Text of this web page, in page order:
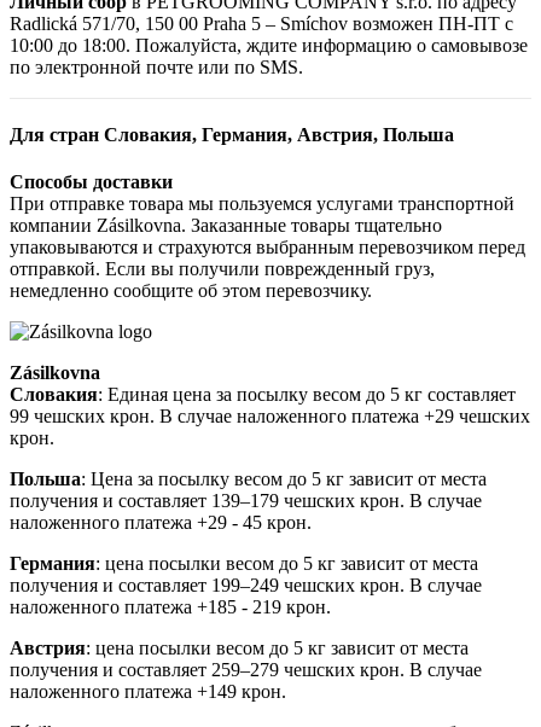
Radlická 571/70, 150 00 Praha 5 – Smíchov возможен ПН-ПТ с
10:00 до 18:00. Пожалуйста, ждите информацию о самовывозе
по электронной почте или по SMS.
Для стран Словакия, Германия, Австрия, Польша
Способы доставки
При отправке товара мы пользуемся услугами транспортной
компании Zásilkovna. Заказанные товары тщательно
упаковываются и страхуются выбранным перевозчиком перед
отправкой. Если вы получили поврежденный груз,
немедленно сообщите об этом перевозчику.
Zásilkovna
Словакия: Единая цена за посылку весом до 5 кг составляет
99 чешских крон. В случае наложенного платежа +29 чешских
крон.
Польша: Цена за посылку весом до 5 кг зависит от места
получения и составляет 139–179 чешских крон. В случае
наложенного платежа +29 - 45 крон.
Германия: цена посылки весом до 5 кг зависит от места
получения и составляет 199–249 чешских крон. В случае
наложенного платежа +185 - 219 крон.
Австрия: цена посылки весом до 5 кг зависит от места
получения и составляет 259–279 чешских крон. В случае
наложенного платежа +149 крон.